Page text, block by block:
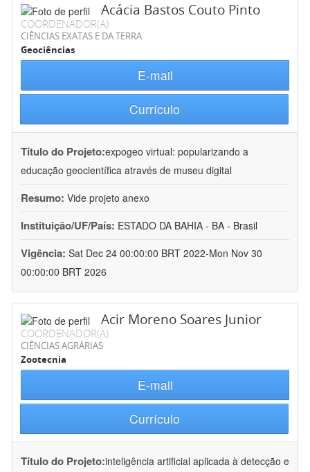
Acácia Bastos Couto Pinto
COORDENADOR(A)
CIÊNCIAS EXATAS E DA TERRA
Geociências
E-mail
Currículo
Título do Projeto:expogeo virtual: popularizando a
educação geocientífica através de museu digital
Resumo: Vide projeto anexo
Instituição/UF/País: ESTADO DA BAHIA - BA - Brasil
Vigência: Sat Dec 24 00:00:00 BRT 2022-Mon Nov 30
00:00:00 BRT 2026
Acir Moreno Soares Junior
COORDENADOR(A)
CIÊNCIAS AGRÁRIAS
Zootecnia
E-mail
Currículo
Título do Projeto:inteligência artificial aplicada à detecção e